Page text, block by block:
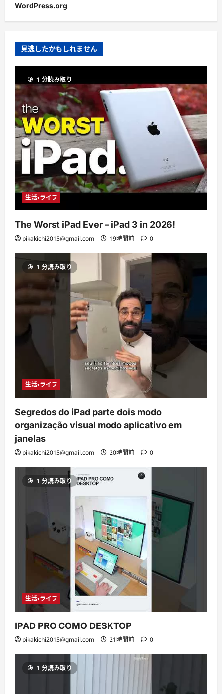
WordPress.org
見逃したかもしれません
1 分読み取り
生活・ライフ
The Worst iPad Ever – iPad 3 in 2026!
pikakichi2015@gmail.com 19時間前 0
1 分読み取り
生活・ライフ
Segredos do iPad parte dois modo
organização visual modo aplicativo em
janelas
pikakichi2015@gmail.com 20時間前 0
1 分読み取り
生活・ライフ
IPAD PRO COMO DESKTOP
pikakichi2015@gmail.com 21時間前 0
1 分読み取り